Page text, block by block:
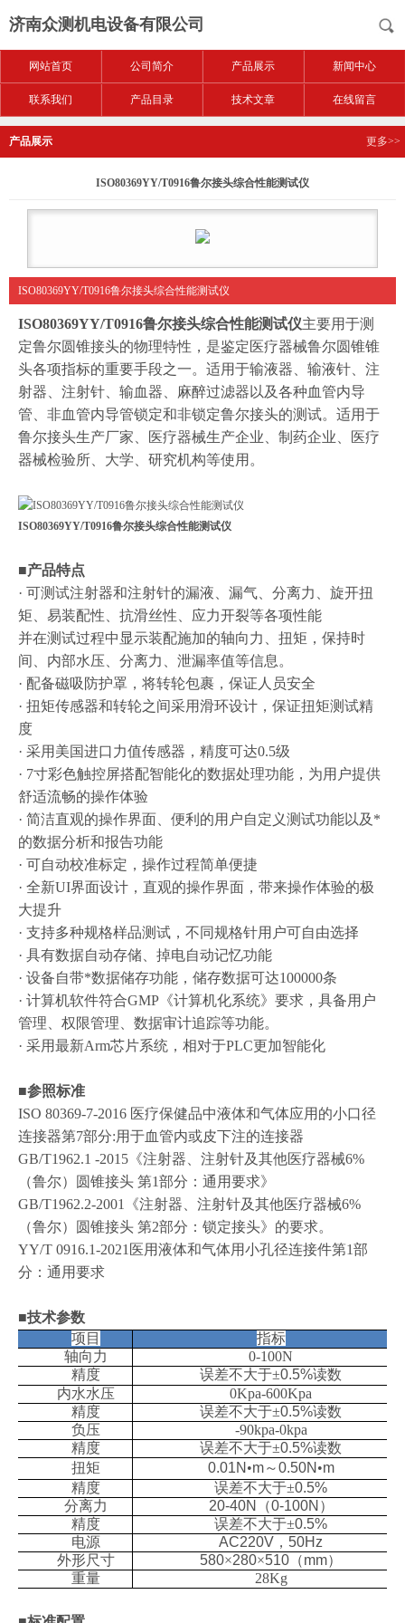
济南众测机电设备有限公司
网站首页 公司简介 产品展示 新闻中心
联系我们 产品目录 技术文章 在线留言
产品展示 更多>>
ISO80369YY/T0916鲁尔接头综合性能测试仪
ISO80369YY/T0916鲁尔接头综合性能测试仪
ISO80369YY/T0916鲁尔接头综合性能测试仪主要用于测
定鲁尔圆锥接头的物理特性，是鉴定医疗器械鲁尔圆锥锥
头各项指标的重要手段之一。适用于输液器、输液针、注
射器、注射针、输血器、麻醉过滤器以及各种血管内导
管、非血管内导管锁定和非锁定鲁尔接头的测试。适用于
鲁尔接头生产厂家、医疗器械生产企业、制药企业、医疗
器械检验所、大学、研究机构等使用。
ISO80369YY/T0916鲁尔接头综合性能测试仪
■产品特点
· 可测试注射器和注射针的漏液、漏气、分离力、旋开扭
矩、易装配性、抗滑丝性、应力开裂等各项性能
并在测试过程中显示装配施加的轴向力、扭矩，保持时
间、内部水压、分离力、泄漏率值等信息。
· 配备磁吸防护罩，将转轮包裹，保证人员安全
· 扭矩传感器和转轮之间采用滑环设计，保证扭矩测试精
度
· 采用美国进口力值传感器，精度可达0.5级
· 7寸彩色触控屏搭配智能化的数据处理功能，为用户提供
舒适流畅的操作体验
· 简洁直观的操作界面、便利的用户自定义测试功能以及*
的数据分析和报告功能
· 可自动校准标定，操作过程简单便捷
· 全新UI界面设计，直观的操作界面，带来操作体验的极
大提升
· 支持多种规格样品测试，不同规格针用户可自由选择
· 具有数据自动存储、掉电自动记忆功能
· 设备自带*数据储存功能，储存数据可达100000条
· 计算机软件符合GMP《计算机化系统》要求，具备用户
管理、权限管理、数据审计追踪等功能。
· 采用最新Arm芯片系统，相对于PLC更加智能化
■参照标准
ISO 80369-7-2016 医疗保健品中液体和气体应用的小口径
连接器第7部分:用于血管内或皮下注的连接器
GB/T1962.1 -2015《注射器、注射针及其他医疗器械6%
（鲁尔）圆锥接头 第1部分：通用要求》
GB/T1962.2-2001《注射器、注射针及其他医疗器械6%
（鲁尔）圆锥接头 第2部分：锁定接头》的要求。
YY/T 0916.1-2021医用液体和气体用小孔径连接件第1部
分：通用要求
■技术参数
项目
指标
轴向力
0-100N
精度
误差不大于±0.5%读数
内水水压
0Kpa-600Kpa
精度
误差不大于±0.5%读数
负压
-90kpa-0kpa
精度
误差不大于±0.5%读数
扭矩
0.01N •m～0.50N •m
精度
误差不大于±0.5%
分离力
20-40N （0-100N ）
精度
误差不大于±0.5%
电源
AC220V ， 50Hz
外形尺寸
580×280×510 （mm）
重量
28Kg